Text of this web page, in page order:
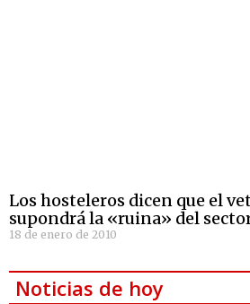
Los hosteleros dicen que el
supondrá la «ruina» del
18 de enero de 2010
Noticias de hoy